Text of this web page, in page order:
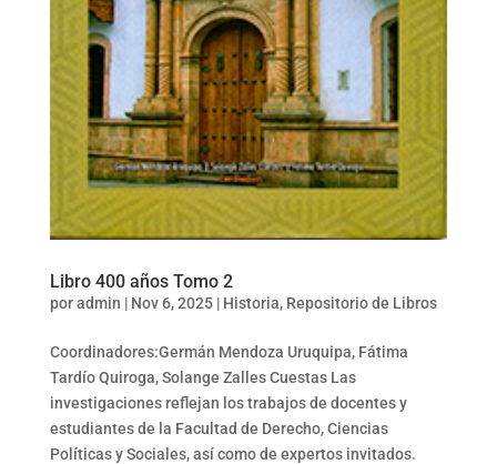
Libro 400 años Tomo 2
poradmin | Nov 6, 2025| Historia, Repositorio de Libros
Coordinadores:Germán Mendoza Uruquipa, Fátima
Tardío Quiroga, Solange Zalles Cuestas Las
investigaciones reflejan los trabajos de docentes y
estudiantes de la Facultad de Derecho, Ciencias
Políticas y Sociales, así como de expertos invitados.